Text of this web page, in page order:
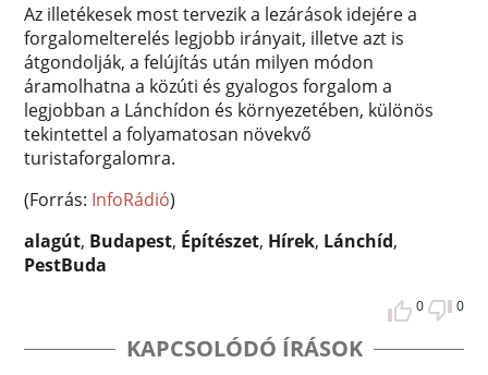
Az illetékesek most tervezik a lezárások idejére a
forgalomelterelés legjobb irányait, illetve azt is
átgondolják, a felújítás után milyen módon
áramolhatna a közúti és gyalogos forgalom a
legjobban a Lánchídon és környezetében, különös
tekintettel a folyamatosan növekvő
turistaforgalomra.
(Forrás: InfoRádió)
alagút, Budapest, Építészet, Hírek, Lánchíd,
PestBuda
0 0
KAPCSOLÓDÓ ÍRÁSOK